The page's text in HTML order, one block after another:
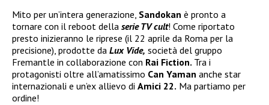
Mito per un’intera generazione, Sandokan è pronto a
tornare con il reboot della serie TV cult! Come riportato
presto inizieranno le riprese (il 22 aprile da Roma per la
precisione), prodotte da Lux Vide, società del gruppo
Fremantle in collaborazione con Rai Fiction. Tra i
protagonisti oltre all’amatissimo Can Yaman anche star
internazionali e un’ex allievo di Amici 22. Ma partiamo per
ordine!